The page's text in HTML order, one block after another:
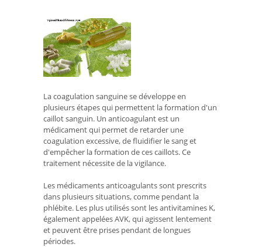
La coagulation sanguine se développe en
plusieurs étapes qui permettent la formation d'un
caillot sanguin. Un anticoagulant est un
médicament qui permet de retarder une
coagulation excessive, de fluidifier le sang et
d'empêcher la formation de ces caillots. Ce
traitement nécessite de la vigilance.
Les médicaments anticoagulants sont prescrits
dans plusieurs situations, comme pendant la
phlébite. Les plus utilisés sont les antivitamines K,
également appelées AVK, qui agissent lentement
et peuvent être prises pendant de longues
périodes.